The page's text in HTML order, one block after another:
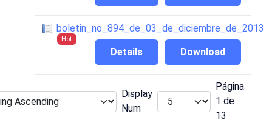
boletin_no_894_de_03_de_diciembre_de_2013
Hot
Download
Details
Display
Num
Página
1 de
13